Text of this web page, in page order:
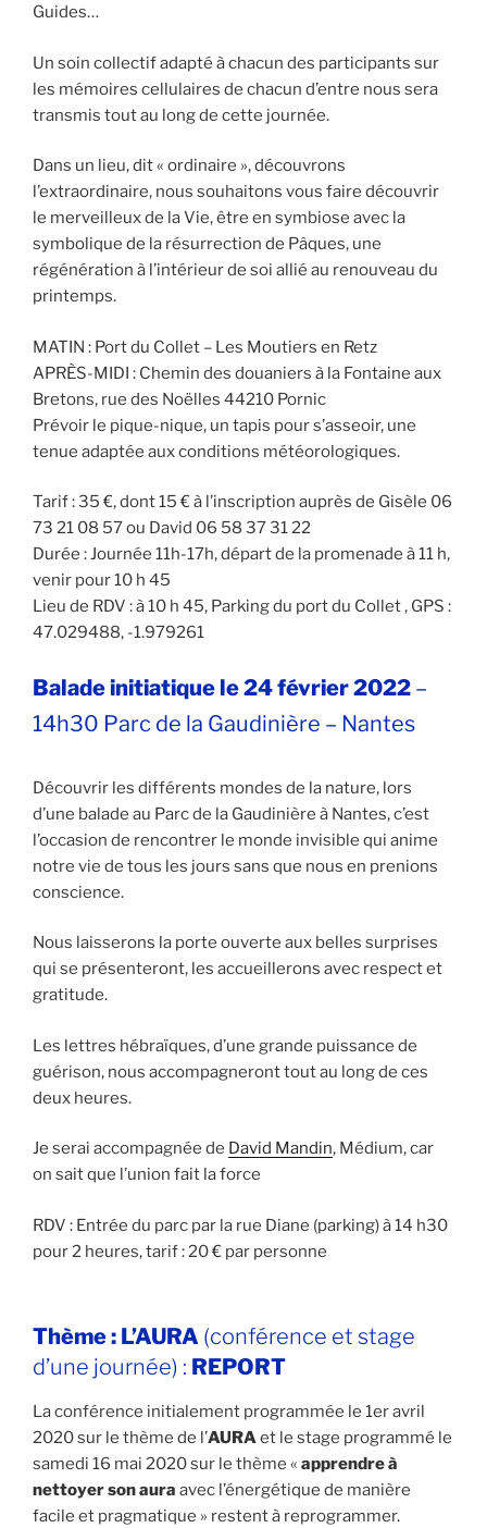
Guides…
Un soin collectif adapté à chacun des participants sur
les mémoires cellulaires de chacun d’entre nous sera
transmis tout au long de cette journée.
Dans un lieu, dit « ordinaire », découvrons
l’extraordinaire, nous souhaitons vous faire découvrir
le merveilleux de la Vie, être en symbiose avec la
symbolique de la résurrection de Pâques, une
régénération à l’intérieur de soi allié au renouveau du
printemps.
MATIN : Port du Collet – Les Moutiers en Retz
APRÈS-MIDI : Chemin des douaniers à la Fontaine aux
Bretons, rue des Noëlles 44210 Pornic
Prévoir le pique-nique, un tapis pour s’asseoir, une
tenue adaptée aux conditions météorologiques.
Tarif : 35 €, dont 15 € à l’inscription auprès de Gisèle 06
73 21 08 57 ou David 06 58 37 31 22
Durée : Journée 11h-17h, départ de la promenade à 11 h,
venir pour 10 h 45
Lieu de RDV : à 10 h 45, Parking du port du Collet , GPS :
47.029488, -1.979261
Balade initiatique le 24 février 2022 –
14h30 Parc de la Gaudinière – Nantes
Découvrir les différents mondes de la nature, lors
d’une balade au Parc de la Gaudinière à Nantes, c’est
l’occasion de rencontrer le monde invisible qui anime
notre vie de tous les jours sans que nous en prenions
conscience.
Nous laisserons la porte ouverte aux belles surprises
qui se présenteront, les accueillerons avec respect et
gratitude.
Les lettres hébraïques, d’une grande puissance de
guérison, nous accompagneront tout au long de ces
deux heures.
Je serai accompagnée de David Mandin, Médium, car
on sait que l’union fait la force
RDV : Entrée du parc par la rue Diane (parking) à 14 h30
pour 2 heures, tarif : 20 € par personne
Thème : L’AURA (conférence et stage
d’une journée) : REPORT
La conférence initialement programmée le 1er avril
2020 sur le thème de l’AURAet le stage programmé le
samedi 16 mai 2020 sur le thème « apprendre à
nettoyer son aura avec l’énergétique de manière
facile et pragmatique » restent à reprogrammer.